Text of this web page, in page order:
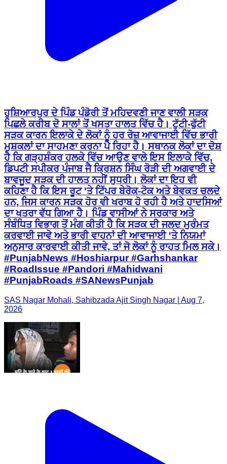
ਹੁਸ਼ਿਆਰਪੁਰ ਦੇ ਪਿੰਡ ਪੰਡੋਰੀ ਤੋਂ ਮਹਿਦਵਣੀ ਜਾਣ ਵਾਲੀ ਸੜਕ
ਪਿਛਲੇ ਕਰੀਬ ਦੋ ਸਾਲਾਂ ਤੋਂ ਖਸਤਾ ਹਾਲਤ ਵਿੱਚ ਹੈ। ਟੁੱਟੀ-ਫੁੱਟੀ
ਸੜਕ ਕਾਰਨ ਇਲਾਕੇ ਦੇ ਲੋਕਾਂ ਨੂੰ ਹਰ ਰੋਜ਼ ਆਵਾਜਾਈ ਵਿੱਚ ਭਾਰੀ
ਮੁਸ਼ਕਲਾਂ ਦਾ ਸਾਹਮਣਾ ਕਰਨਾ ਪੈ ਰਿਹਾ ਹੈ। ਸਥਾਨਕ ਲੋਕਾਂ ਦਾ ਦੋਸ਼
ਹੈ ਕਿ ਗੜ੍ਹਸ਼ੰਕਰ ਹਲਕੇ ਵਿੱਚ ਆਉਣ ਵਾਲੇ ਇਸ ਇਲਾਕੇ ਵਿੱਚ,
ਡਿਪਟੀ ਸਪੀਕਰ ਪੰਜਾਬ ਜੈ ਕ੍ਰਿਸ਼ਨ ਸਿੰਘ ਰੋੜੀ ਦੀ ਅਗਵਾਈ ਦੇ
ਬਾਵਜੂਦ ਸੜਕ ਦੀ ਹਾਲਤ ਨਹੀਂ ਸੁਧਰੀ। ਲੋਕਾਂ ਦਾ ਇਹ ਵੀ
ਕਹਿਣਾ ਹੈ ਕਿ ਇਸ ਰੂਟ 'ਤੇ ਟਿੱਪਰ ਬੇਰੋਕ-ਟੋਕ ਅਤੇ ਬੇਵਕਤ ਚਲਦੇ
ਹਨ, ਜਿਸ ਕਾਰਨ ਸੜਕ ਹੋਰ ਵੀ ਖਰਾਬ ਹੋ ਰਹੀ ਹੈ ਅਤੇ ਹਾਦਸਿਆਂ
ਦਾ ਖਤਰਾ ਵੱਧ ਗਿਆ ਹੈ। ਪਿੰਡ ਵਾਸੀਆਂ ਨੇ ਸਰਕਾਰ ਅਤੇ
ਸੰਬੰਧਿਤ ਵਿਭਾਗ ਤੋਂ ਮੰਗ ਕੀਤੀ ਹੈ ਕਿ ਸੜਕ ਦੀ ਜਲਦ ਮੁਰੰਮਤ
ਕਰਵਾਈ ਜਾਵੇ ਅਤੇ ਭਾਰੀ ਵਾਹਨਾਂ ਦੀ ਆਵਾਜਾਈ 'ਤੇ ਨਿਯਮਾਂ
ਅਨੁਸਾਰ ਕਾਰਵਾਈ ਕੀਤੀ ਜਾਵੇ, ਤਾਂ ਜੋ ਲੋਕਾਂ ਨੂੰ ਰਾਹਤ ਮਿਲ ਸਕੇ।
#PunjabNews #Hoshiarpur #Garhshankar
#RoadIssue #Pandori #Mahidwani
#PunjabRoads #SANewsPunjab
SAS Nagar Mohali, Sahibzada Ajit Singh Nagar | Aug 7,
2026